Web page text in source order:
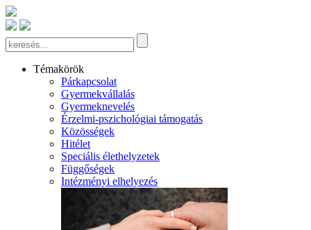
Témakörök
Párkapcsolat
Gyermekvállalás
Gyermeknevelés
Érzelmi-pszichológiai támogatás
Közösségek
Hitélet
Speciális élethelyzetek
Függőségek
Intézményi elhelyezés